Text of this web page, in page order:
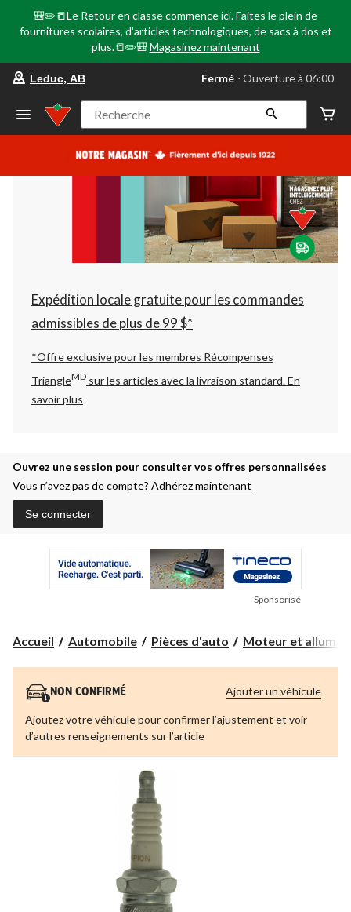
🎒✏️📒Le Retour en classe commence ici. Faites le plein de
fournitures scolaires, d'articles technologiques, de sacs à dos et
plus.📒✏️🎒 Magasinez maintenant
votre
préféré
Leduc,
AB,
courament
Ouverture
à
06:00
cliquer
pour
changer
Leduc, AB Fermé ⋅ Ouverture à 06:00
Recherche
Expédition locale gratuite pour les commandes
admissibles de plus de 99 $*
*Offre exclusive pour les membres Récompenses
TriangleMD sur les articles avec la livraison standard.En
savoir plus
Ouvrez une session pour consulter vos offres personnalisées
Vous n’avez pas de compte? Adhérez maintenant
Se connecter
Sponsorisé
Accueil Automobile Pièces d'auto Moteur et
NON CONFIRMÉ
Ajoutez votre véhicule pour confirmer l’ajustement et voir
d’autres renseignements sur l’article
Ajouter un véhicule